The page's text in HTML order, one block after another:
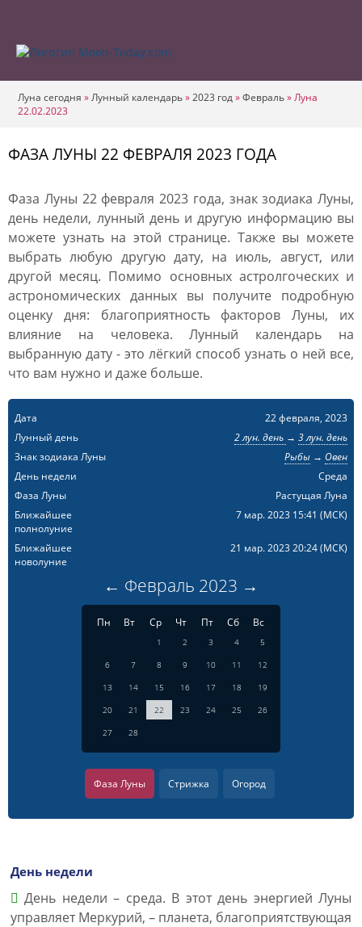
Луна сегодня »Лунный календарь»2023 год»Февраль»Луна
22.02.2023
ФАЗА ЛУНЫ 22 ФЕВРАЛЯ 2023 ГОДА
Фаза Луны 22 февраля 2023 года, знак зодиака Луны,
день недели, лунный день и другую информацию вы
можете узнать на этой странице. Также вы можете
выбрать любую другую дату, на июль, август, или
другой месяц. Помимо основных астролгоческих и
астрономических данных вы получите подробную
оценку дня: благоприятность факторов Луны, их
влияние на человека. Лунный календарь на
выбранную дату - это лёгкий способ узнать о ней все,
что вам нужно и даже больше.
Дата
22 февраля, 2023
Лунный день
2 лун. день → 3 лун. день
Знак зодиака Луны
Рыбы→ Овен
День недели
Среда
Фаза Луны
Растущая Луна
Ближайшее
полнолуние
7 мар. 2023 15:41 (МСК)
Ближайшее
новолуние
21 мар. 2023 20:24(МСК)
← Февраль 2023 →
Пн Вт Ср Чт Пт Сб Вс
1 2 3 4
5
6
7 8 9 10 11
12
13
14 15 16 17 18
19
20
21 22 23 24 25
26
27
28
Фаза Луны Стрижка Огород
День недели
День недели – среда. В этот день энергией Луны
управляет Меркурий, – планета, благоприятствующая